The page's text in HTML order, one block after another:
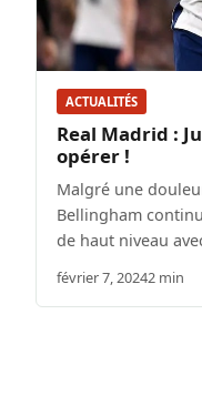
ACTUALITÉS
Real Madrid :
opérer !
Malgré une
Bellingham
de haut niveau
février 7, 20242 min